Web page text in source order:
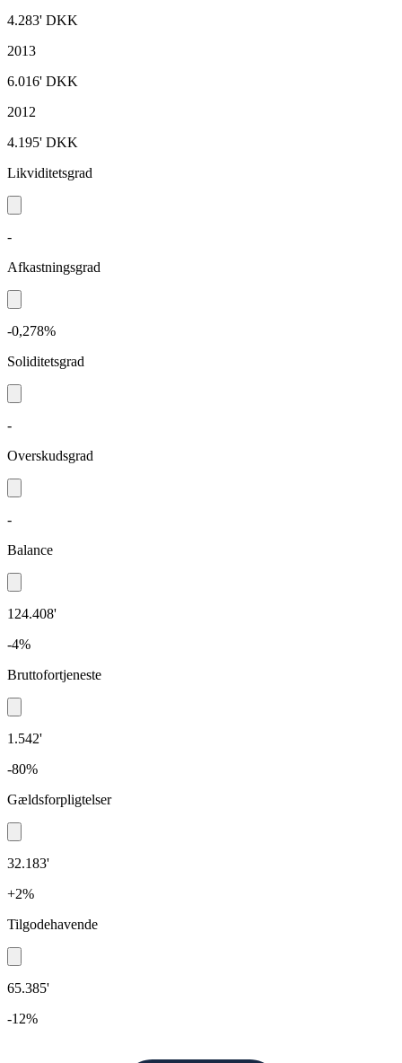
4.283' DKK
2013
6.016' DKK
2012
4.195' DKK
Likviditetsgrad
-
Afkastningsgrad
-0,278%
Soliditetsgrad
-
Overskudsgrad
-
Balance
124.408'
-4%
Bruttofortjeneste
1.542'
-80%
Gældsforpligtelser
32.183'
+2%
Tilgodehavende
65.385'
-12%